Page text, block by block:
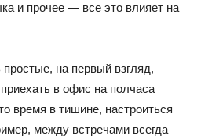
и прочее — все это влияет на
на первый взгляд,
в офис на полчаса
время в тишине, настроиться
между встречами всегда